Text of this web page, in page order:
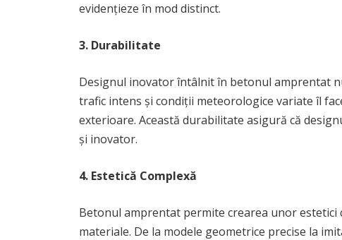
evidențieze în mod distinct.
3. Durabilitate
Designul inovator întâlnit în betonul amprentat
trafic intens și condiții meteorologice variate îl
exterioare. Această durabilitate asigură că
și inovator.
4. Estetică Complexă
Betonul amprentat permite crearea unor estetici
materiale. De la modele geometrice precise la